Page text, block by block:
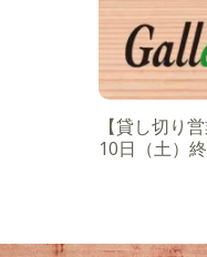
【貸し切り
10日（土）